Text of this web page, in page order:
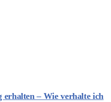
erhalten – Wie verhalte ich